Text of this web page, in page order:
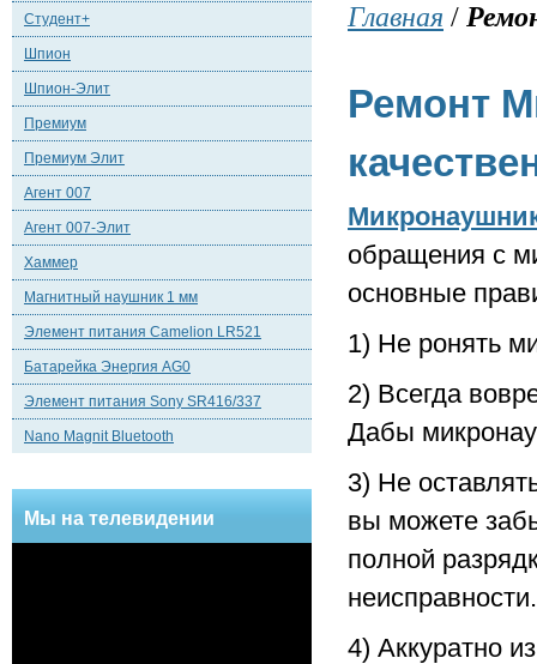
Студент+
Шпион
Шпион-Элит
Премиум
Премиум Элит
Агент 007
Агент 007-Элит
Хаммер
Магнитный наушник 1 мм
Элемент питания Camelion LR521
Батарейка Энергия AG0
Элемент питания Sony SR416/337
Nano Magnit Bluetooth
Мы на телевидении
Главная /
Ремонт
обращения с
основные
1) Не ронять
2) Всегда
Дабы
3) Не
вы можете
полной
неисправности.
4) Аккуратно